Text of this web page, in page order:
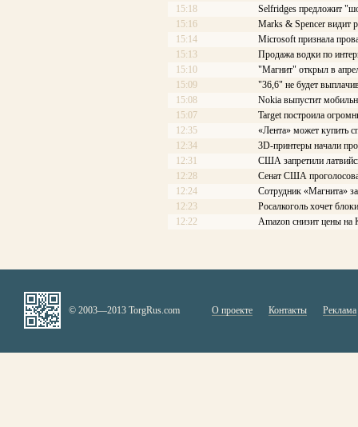
15:18
Selfridges предложит
15:16
Marks & Spencer видит
15:14
Microsoft признала
15:13
Продажа водки по
15:10
"Магнит" открыл в
15:09
"36,6" не будет
15:08
Nokia выпустит
15:07
Target построила
12:35
«Лента» может купить
12:34
3D-принтеры начали
12:31
США запретили
12:28
Сенат США
12:24
Сотрудник «Магнита»
12:23
Росалкоголь хочет
12:22
Amazon снизит цены
© 2003—2013 TorgRus.com О проекте Контакты Реклама